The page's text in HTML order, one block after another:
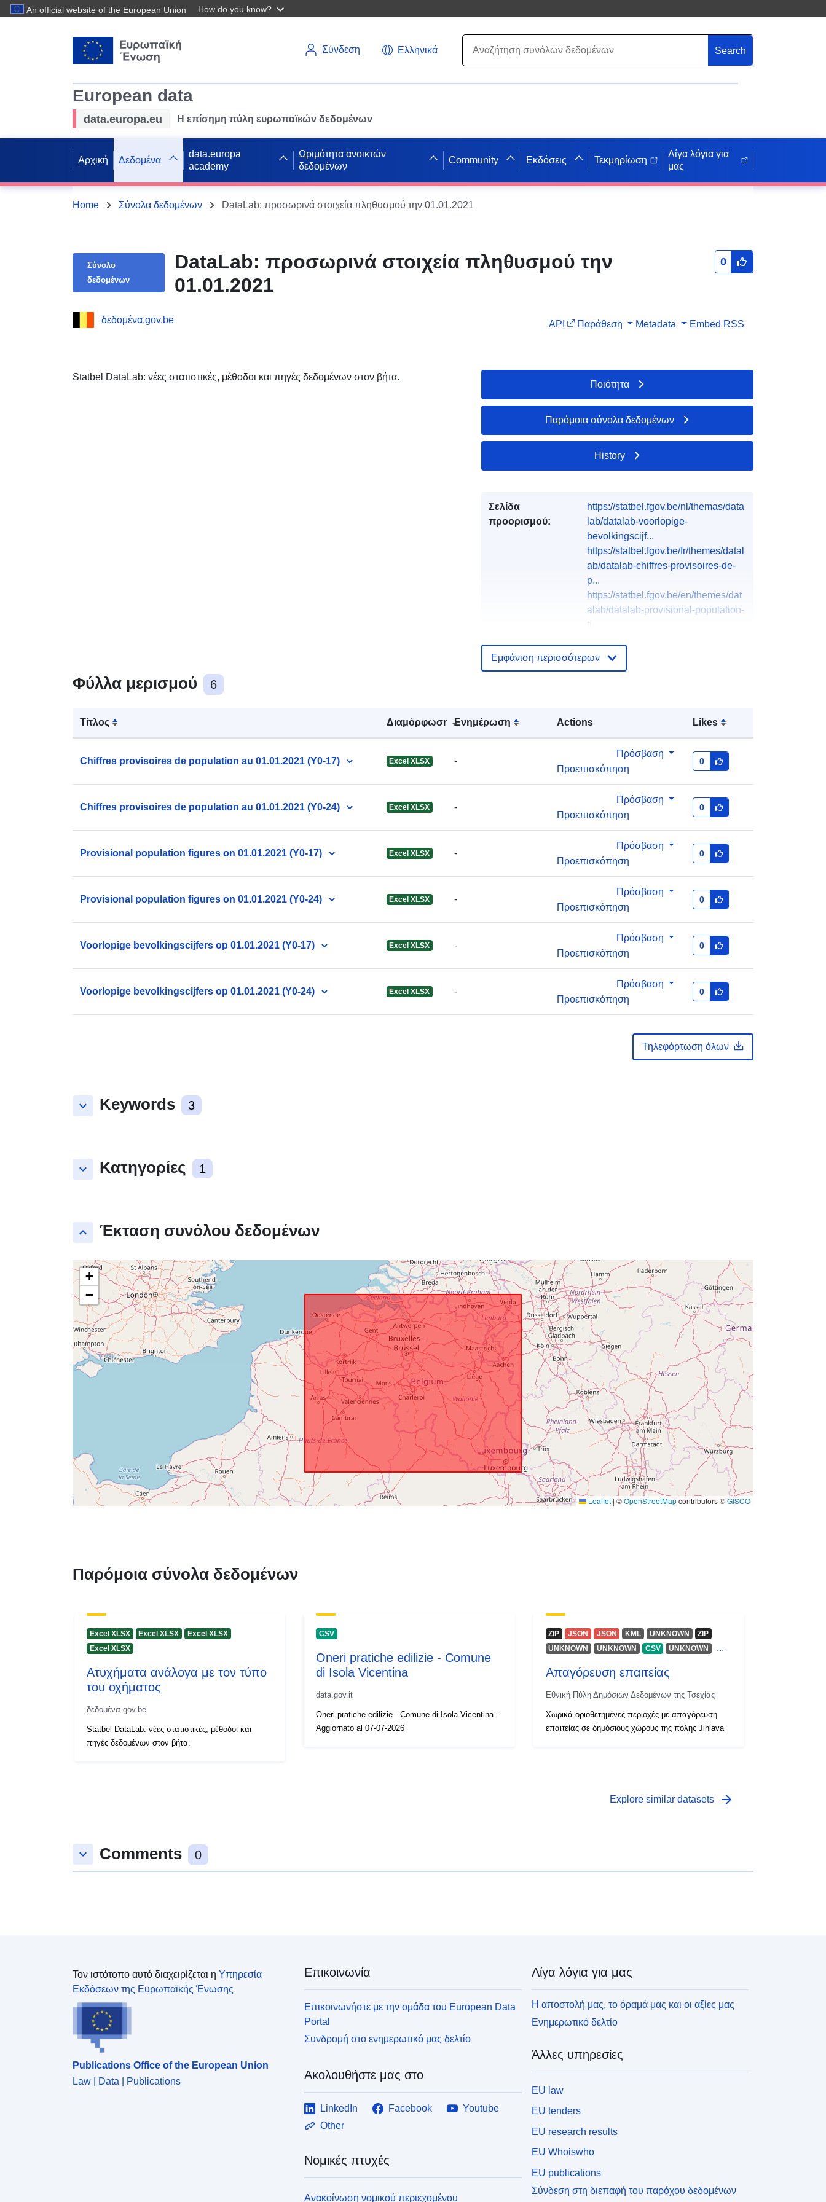
An official website of the European Union How do you know?
Σύνδεση Ελληνικά Search
European data
data.europa.eu Η επίσημη πύλη ευρωπαϊκών δεδομένων
Αρχική Δεδομένα
data.europa
academy
Ωριμότητα ανοικτών
δεδομένων
Community Εκδόσεις Τεκμηρίωση
Λίγα λόγια για
μας
Home Σύνολα δεδομένων DataLab: προσωρινά στοιχεία πληθυσμού την 01.01.2021
Σύνολο
δεδομένων
DataLab: προσωρινά στοιχεία πληθυσμού την
01.01.2021
0
δεδομένα.gov.be API Παράθεση Metadata Embed RSS
Statbel DataLab: νέες στατιστικές, μέθοδοι και πηγές δεδομένων στον βήτα.
Φύλλα μερισμού 6
Τίτλος Διαμόρφωση Ενημέρωση Actions Likes
Chiffres provisoires de population au 01.01.2021 (Y0-17) Excel XLSX -
Πρόσβαση
Προεπισκόπηση
0
Chiffres provisoires de population au 01.01.2021 (Y0-24) Excel XLSX -
Πρόσβαση
Προεπισκόπηση
0
Provisional population figures on 01.01.2021 (Y0-17) Excel XLSX -
Πρόσβαση
Προεπισκόπηση
0
Provisional population figures on 01.01.2021 (Y0-24) Excel XLSX -
Πρόσβαση
Προεπισκόπηση
0
Voorlopige bevolkingscijfers op 01.01.2021 (Y0-17) Excel XLSX -
Πρόσβαση
Προεπισκόπηση
0
Voorlopige bevolkingscijfers op 01.01.2021 (Y0-24) Excel XLSX -
Πρόσβαση
Προεπισκόπηση
0
Τηλεφόρτωση όλων
keyboard_arrow_down Keywords 3
keyboard_arrow_down Κατηγορίες 1
keyboard_arrow_up Έκταση συνόλου δεδομένων
+
−
Leaflet | ©OpenStreetMapcontributors ©GISCO
Ποιότητα
Παρόμοια σύνολα δεδομένων
History
Σελίδα
προορισμού:
https://statbel.fgov.be/nl/themas/data
lab/datalab-voorlopige-
bevolkingscijf...
https://statbel.fgov.be/fr/themes/datal
ab/datalab-chiffres-provisoires-de-
p...
https://statbel.fgov.be/en/themes/dat
alab/datalab-provisional-population-
fi...
Γλώσσες :
English
French
Statistics Belgium)
mailto:statbel@economie.fgov.be
Αρχική σελίδα:
Statbel
E-Mail:
mailto:statbel@economie.fgov.be
Προστίθεται στο data.europa.eu:
August 2025
30 July 2026
Χωρικός: Συντεταγμένες: [ [ 2.54, 51.51 ], [
Τύπος: Polygon
ea49b5c8f0f1256aad824ab3c9cac4
5b30fa4862
Εμφάνιση περισσότερων
Παρόμοια σύνολα δεδομένων
Excel XLSX Excel XLSX
Excel XLSX
Excel XLSX
Ατυχήματα ανάλογα με τον τύπο
του οχήματος
δεδομένα.gov.be
Statbel DataLab: νέες στατιστικές, μέθοδοι και
πηγές δεδομένων στον βήτα.
CSV
Oneri pratiche edilizie - Comune
di Isola Vicentina
data.gov.it
Oneri pratiche edilizie - Comune di Isola Vicentina -
Aggiornato al 07-07-2026
ZIP JSON JSON KML UNKNOWN
ZIP
UNKNOWN
UNKNOWN CSV UNKNOWN ...
Απαγόρευση επαιτείας
Εθνική Πύλη Δημόσιων Δεδομένων της Τσεχίας
Χωρικά οριοθετημένες περιοχές με απαγόρευση
επαιτείας σε δημόσιους χώρους της πόλης Jihlava
Explore similar datasets arrow_forward
keyboard_arrow_down Comments 0
Τον ιστότοπο αυτό διαχειρίζεται η Υπηρεσία
Εκδόσεων της Ευρωπαϊκής Ένωσης
Publications Office of the European Union
Law | Data | Publications
Επικοινωνία
Επικοινωνήστε με την ομάδα του European Data
Portal
Συνδρομή στο ενημερωτικό μας δελτίο
Ακολουθήστε μας στο
LinkedIn Facebook
Youtube
Other
Νομικές πτυχές
Ανακοίνωση νομικού περιεχομένου
Λίγα λόγια για μας
Η αποστολή μας, το όραμά μας και οι αξίες μας
Ενημερωτικό δελτίο
Άλλες υπηρεσίες
EU law
EU tenders
EU research results
EU Whoiswho
EU publications
Σύνδεση στη διεπαφή του παρόχου δεδομένων